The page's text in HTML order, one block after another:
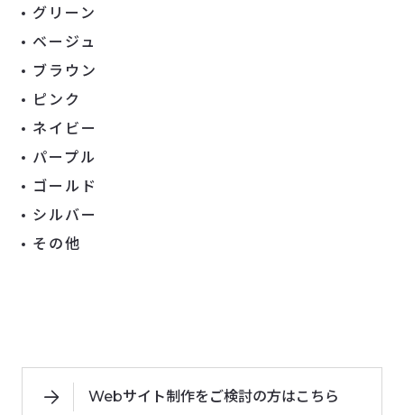
グリーン
ベージュ
ブラウン
ピンク
ネイビー
パープル
ゴールド
シルバー
その他
Webサイト制作をご検討の方はこちら